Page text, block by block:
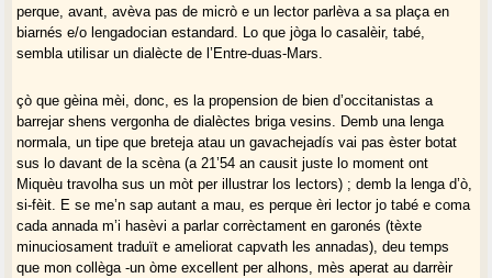
perque, avant, avèva pas de micrò e un lector parlèva a sa plaça en
biarnés e/o lengadocian estandard. Lo que jòga lo casalèir, tabé,
sembla utilisar un dialècte de l’Entre-duas-Mars.
çò que gèina mèi, donc, es la propension de bien d’occitanistas a
barrejar shens vergonha de dialèctes briga vesins. Demb una lenga
normala, un tipe que breteja atau un gavachejadís vai pas èster botat
sus lo davant de la scèna (a 21’54 an causit juste lo moment ont
Miquèu travolha sus un mòt per illustrar los lectors) ; demb la lenga d’ò,
si-fèit. E se me’n sap autant a mau, es perque èri lector jo tabé e coma
cada annada m’i hasèvi a parlar corrèctament en garonés (tèxte
minuciosament traduït e ameliorat capvath les annadas), deu temps
que mon collèga -un òme excellent per alhons, mès aperat au darrèir